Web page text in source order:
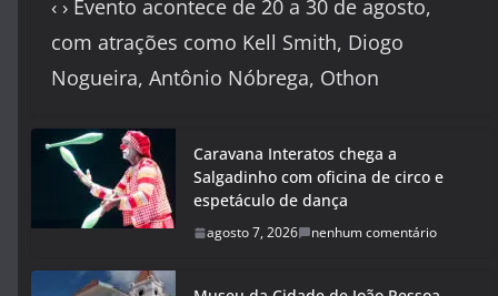
‹ › Evento acontece de 20 a 30 de agosto,
com atrações como Kell Smith, Diogo
Nogueira, Antônio Nóbrega, Othon
Caravana Interatos chega a
Salgadinho com oficina de circo e
espetáculo de dança
agosto 7, 2026 nenhum comentário